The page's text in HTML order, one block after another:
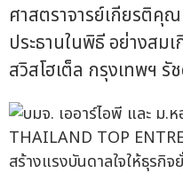
ศาสตราจารย์เกียรติ
ประธานในพิธี อย่างสม
สวิสโฮเต็ล กรุงเทพฯ รั